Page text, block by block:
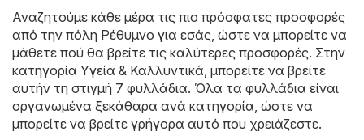
Αναζητούμε κάθε μέρα τις πιο πρόσφατες προσφορές
από την πόλη Ρέθυμνο για εσάς, ώστε να μπορείτε να
μάθετε πού θα βρείτε τις καλύτερες προσφορές. Στην
κατηγορία Υγεία & Καλλυντικά, μπορείτε να βρείτε
αυτήν τη στιγμή 7 φυλλάδια. Όλα τα φυλλάδια είναι
οργανωμένα ξεκάθαρα ανά κατηγορία, ώστε να
μπορείτε να βρείτε γρήγορα αυτό που χρειάζεστε.